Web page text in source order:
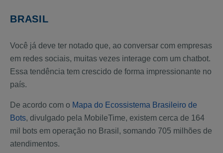
BRASIL
Você já deve ter notado que, ao conversar com empresas
em redes sociais, muitas vezes interage com um chatbot.
Essa tendência tem crescido de forma impressionante no
país.
De acordo com o Mapa do Ecossistema Brasileiro de
Bots, divulgado pela MobileTime, existem cerca de 164
mil bots em operação no Brasil, somando 705 milhões de
atendimentos.